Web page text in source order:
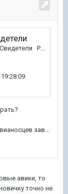
авики, то
точно не